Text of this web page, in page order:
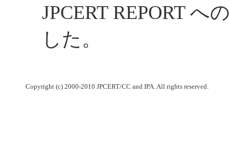
JPCERT REPORT へ
した。
Copyright (c) 2000-2010 JPCERT/CC and IPA. All rights reserved.